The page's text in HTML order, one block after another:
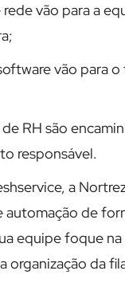
vão para a
vão para
RH são
responsável.
a
automação de
equipe foque
organização da